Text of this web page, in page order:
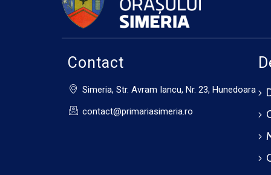
Contact
Simeria, Str. Avram Iancu, Nr. 23, Hunedoara
contact@primariasimeria.ro